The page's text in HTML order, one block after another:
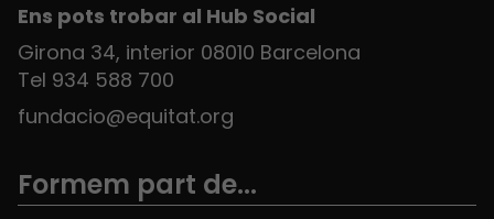
Ens pots trobar al Hub Social
Girona 34, interior 08010 Barcelona
Tel 934 588 700
fundacio@equitat.org
Formem part de...